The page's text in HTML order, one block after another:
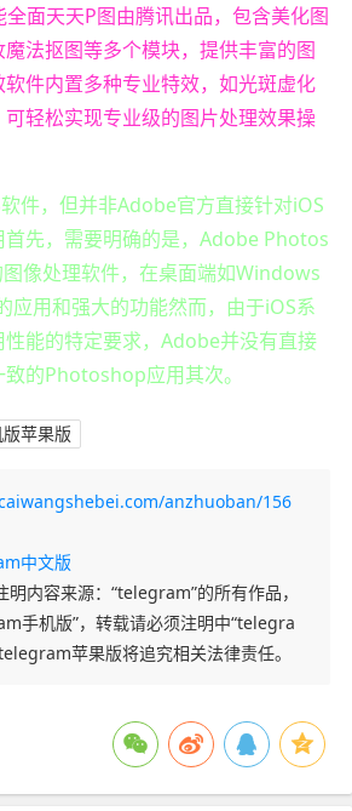
面天天P图由腾讯出品，包含美化图
法抠图等多个模块，提供丰富的图
件内置多种专业特效，如光斑虚化
轻松实现专业级的图片处理效果操
件，但并非Adobe官方直接针对iOS
首先，需要明确的是，Adobe Photos
像处理软件，在桌面端如Windows
应用和强大的功能然而，由于iOS系
能的特定要求，Adobe并没有直接
的Photoshop应用其次。
苹果版
anzhuoban/156
中文版
明内容来源：“telegram”的所有作品，
手机版”，转载请必须注明中“telegra
苹果版将追究相关法律责任。